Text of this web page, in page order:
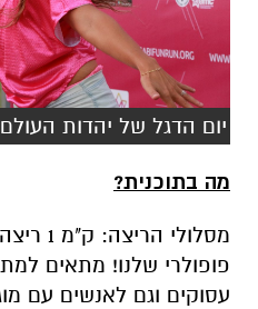
יום הדגל של יהדות העולם
מה בתוכנית?
פופולרי שלנו! מתאים
עסוקים וגם לאנשים עם